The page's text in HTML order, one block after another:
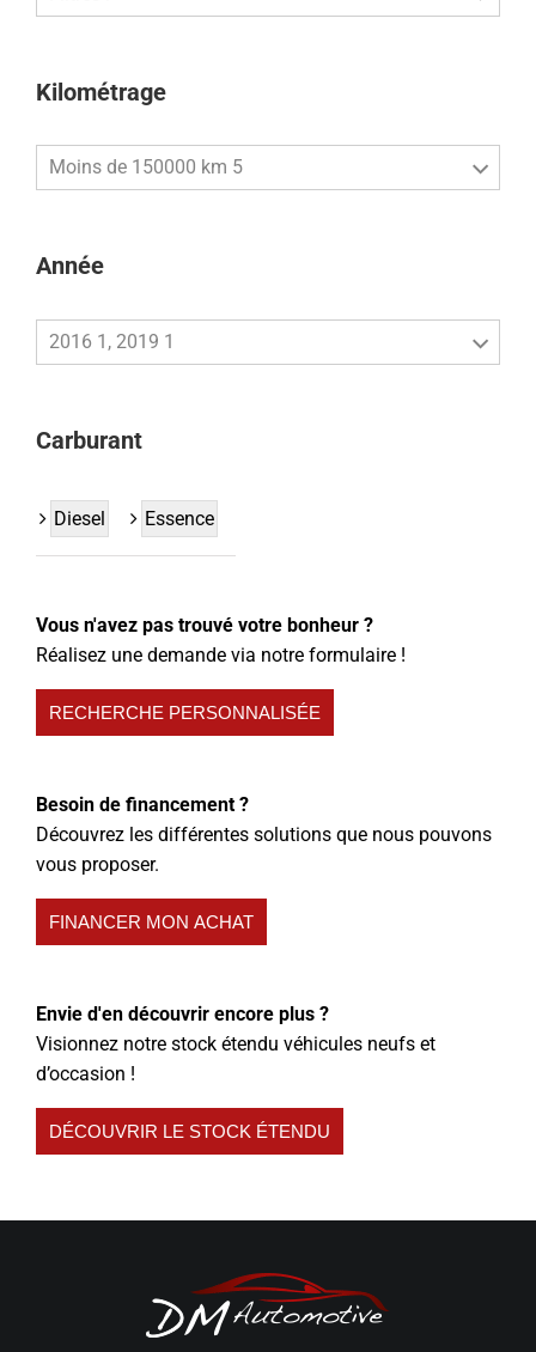
Kilométrage
Moins de 150000 km 5
Année
2016 1, 2019 1
Carburant
Diesel Essence
Vous n'avez pas trouvé votre bonheur ?
Réalisez une demande via notre formulaire !
RECHERCHE PERSONNALISÉE
Besoin de financement ?
Découvrez les différentes solutions que nous pouvons
vous proposer.
FINANCER MON ACHAT
Envie d'en découvrir encore plus ?
Visionnez notre stock étendu véhicules neufs et
d’occasion !
DÉCOUVRIR LE STOCK ÉTENDU